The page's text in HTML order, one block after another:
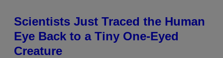
Scientists Just Traced the Human
Eye Back to a Tiny One-Eyed
Creature